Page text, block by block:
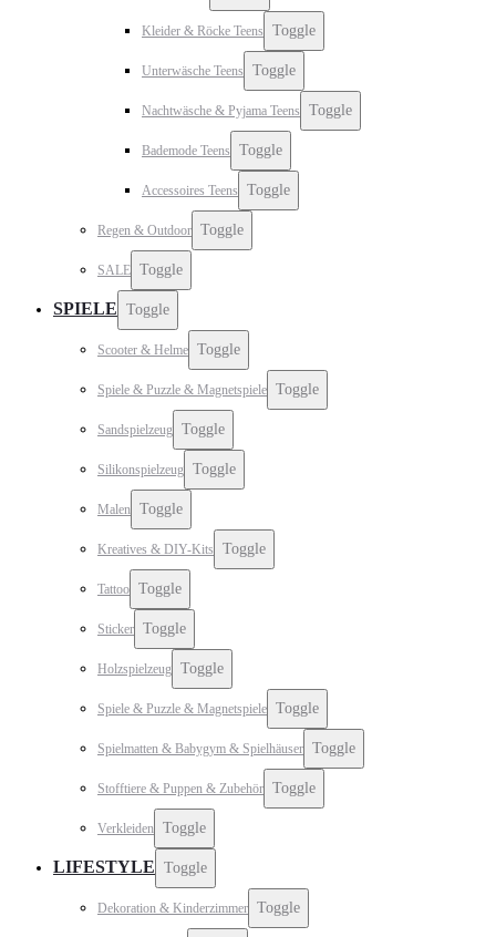
Kleider & Röcke Teens Toggle
Unterwäsche Teens Toggle
Nachtwäsche & Pyjama Teens Toggle
Bademode Teens Toggle
Accessoires Teens Toggle
Regen & Outdoor Toggle
SALE Toggle
SPIELE Toggle
Scooter & Helme Toggle
Spiele & Puzzle & Magnetspiele Toggle
Sandspielzeug Toggle
Silikonspielzeug Toggle
Malen Toggle
Kreatives & DIY-Kits Toggle
Tattoo Toggle
Sticker Toggle
Holzspielzeug Toggle
Spiele & Puzzle & Magnetspiele Toggle
Spielmatten & Babygym & Spielhäuser Toggle
Stofftiere & Puppen & Zubehör Toggle
Verkleiden Toggle
LIFESTYLE Toggle
Dekoration & Kinderzimmer Toggle